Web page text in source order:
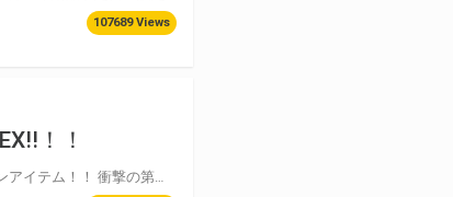
107689 Views
！！